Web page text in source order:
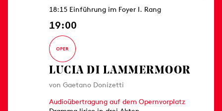
18:15 Einführung im Foyer I. Rang
19:00
LUCIA DI LAMMERMOOR
von Gaetano Donizetti
Audioübertragung auf dem Opernvorplatz